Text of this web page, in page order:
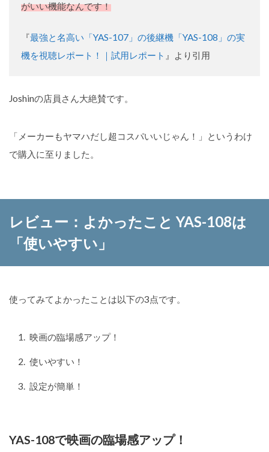
がいい機能なんです！
『最強と名高い「YAS-107」の後継機「YAS-108」の実
機を視聴レポート！｜試用レポート 』より引用
Joshinの店員さん大絶賛です。
「メーカーもヤマハだし超コスパいいじゃん！」というわけ
で購入に至りました。
レビュー：よかったこと YAS-108は
「使いやすい」
使ってみてよかったことは以下の3点です。
映画の臨場感アップ！
使いやすい！
設定が簡単！
YAS-108で映画の臨場感アップ！